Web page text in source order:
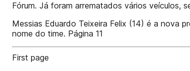
Fórum. Já foram arrematados vários veículos,
Messias Eduardo Teixeira Felix (14) é a nova
nome do time. Página 11
First page